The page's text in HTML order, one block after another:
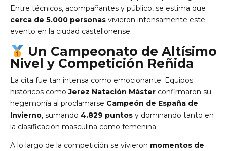
Entre técnicos, acompañantes y público, se estima que
cerca de 5.000 personas vivieron intensamente este
evento en la ciudad castellonense.
Un Campeonato de Altísimo
Nivel y Competición Reñida
La cita fue tan intensa como emocionante. Equipos
históricos comoJerez Natación Máster confirmaron su
hegemonía al proclamarse Campeón de España de
Invierno, sumando 4.829 puntos y dominando tanto en
la clasificación masculina como femenina.
A lo largo de la competición se vivieron momentos de